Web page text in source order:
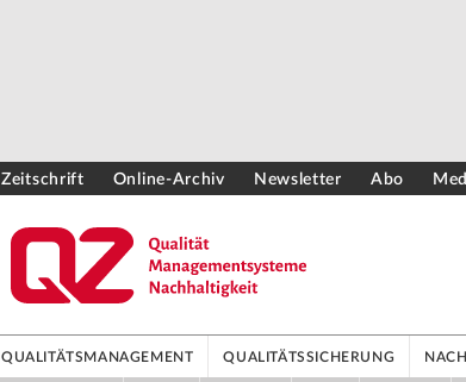
Zeitschrift Online-Archiv Newsletter Abo
QUALITÄTSMANAGEMENT QUALITÄTSSICHERUNG